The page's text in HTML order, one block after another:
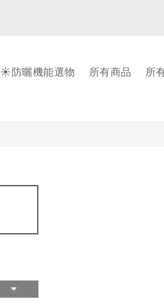
☀️防曬機能選物 所有商品 所